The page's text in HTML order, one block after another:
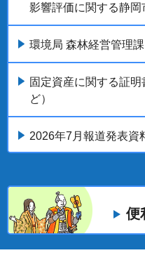
影響評価に関する静岡
環境局 森林経営管理課
固定資産に関する証
ど）
2026年7月報道発表資
便